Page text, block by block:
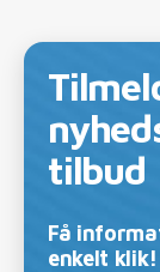
tilbud
Få
enkelt klik!